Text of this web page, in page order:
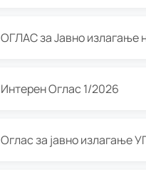
Интерен Оглас 1/2026
Оглас за јавно излагање